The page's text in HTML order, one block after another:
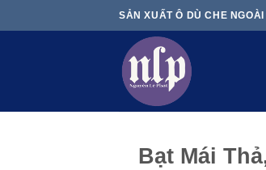
to
SẢN XUẤT Ô DÙ CHE
Bạt Mái